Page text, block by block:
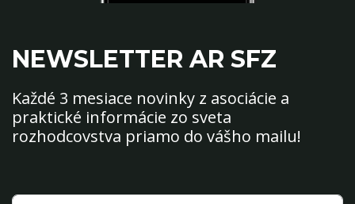
NEWSLETTER AR SFZ
Každé 3 mesiace novinky z asociácie a
praktické informácie zo sveta
rozhodcovstva priamo do vášho mailu!